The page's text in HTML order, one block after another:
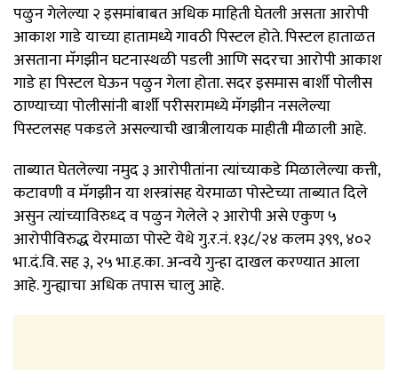
पळुन गेलेल्या २ इसमांबाबत अधिक माहिती घेतली असता आरोपी
आकाश गाडे याच्या हातामध्ये गावठी पिस्टल होते. पिस्टल हाताळत
असताना मॅगझीन घटनास्थळी पडली आणि सदरचा आरोपी आकाश
गाडे हा पिस्टल घेऊन पळुन गेला होता. सदर इसमास बार्शी पोलीस
ठाण्याच्या पोलीसांनी बार्शी परीसरामध्ये मॅगझीन नसलेल्या
पिस्टलसह पकडले असल्याची खात्रीलायक माहीती मीळाली आहे.
ताब्यात घेतलेल्या नमुद ३ आरोपीतांना त्यांच्याकडे मिळालेल्या कत्ती,
कटावणी व मॅगझीन या शस्त्रांसह येरमाळा पोस्टेच्या ताब्यात दिले
असुन त्यांच्याविरुध्द व पळुन गेलेले २ आरोपी असे एकुण ५
आरोपीविरुद्ध येरमाळा पोस्टे येथे गु.र.नं. १३८/२४ कलम ३९९, ४०२
भा.दं.वि. सह ३, २५ भा.ह.का. अन्वये गुन्हा दाखल करण्यात आला
आहे. गुन्ह्याचा अधिक तपास चालु आहे.